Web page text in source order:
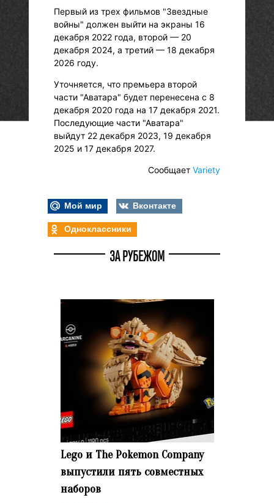
Первый из трех фильмов "Звездные
войны" должен выйти на экраны 16
декабря 2022 года, второй — 20
декабря 2024, а третий — 18 декабря
2026 году.
Уточняется, что премьера второй
части "Аватара" будет перенесена с 8
декабря 2020 года на 17 декабря 2021.
Последующие части "Аватара"
выйдут 22 декабря 2023, 19 декабря
2025 и 17 декабря 2027.
Сообщает Variety
Мой мир
Вконтакте
Одноклассники
ЗА РУБЕЖОМ
Lego и The Pokemon Company
выпустили пять совместных
наборов